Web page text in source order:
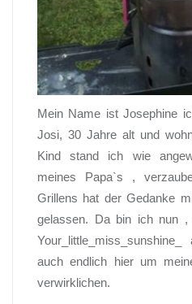
Mein Name ist Josephine
Josi, 30 Jahre alt und
Kind stand ich wie
meines Papa`s ,
Grillens hat der Gedanke
gelassen. Da bin ich nun
auch endlich hier um
verwirklichen.